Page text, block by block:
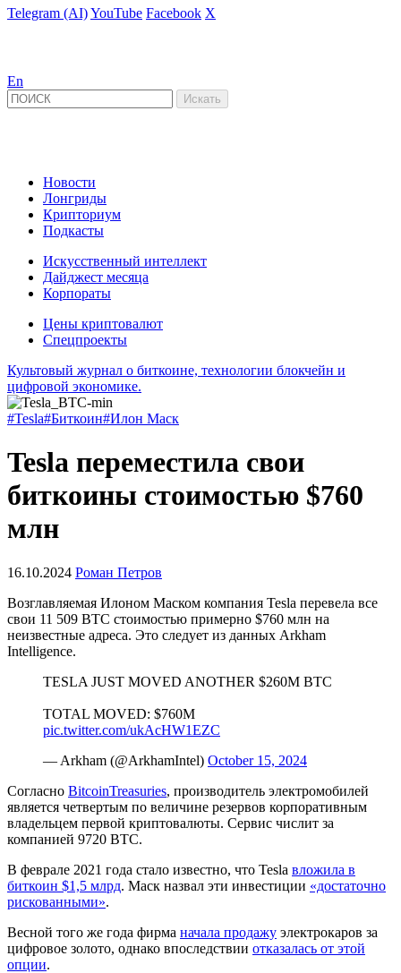
Telegram (AI)YouTube Facebook X
En
Новости
Лонгриды
Крипториум
Подкасты
Искусственный интеллект
Дайджест месяца
Корпораты
Цены криптовалют
Спецпроекты
Культовый журнал о биткоине, технологии блокчейн и
цифровой экономике.
#Tesla#Биткоин#Илон Маск
Tesla переместила свои
биткоины стоимостью $760
млн
16.10.2024 Роман Петров
Возглавляемая Илоном Маском компания Tesla перевела все
свои 11 509 BTC стоимостью примерно $760 млн на
неизвестные адреса. Это следует из данных Arkham
Intelligence.
TESLA JUST MOVED ANOTHER $260M BTC
TOTAL MOVED: $760M
pic.twitter.com/ukAcHW1EZC
— Arkham (@ArkhamIntel) October 15, 2024
Согласно BitcoinTreasuries, производитель электромобилей
является четвертым по величине резервов корпоративным
владельцем первой криптовалюты. Сервис числит за
компанией 9720 BTC.
В феврале 2021 года стало известно, что Tesla вложила в
биткоин $1,5 млрд. Маск назвал эти инвестиции «достаточно
рискованными».
Весной того же года фирма начала продажу электрокаров за
цифровое золото, однако впоследствии отказалась от этой
опции.